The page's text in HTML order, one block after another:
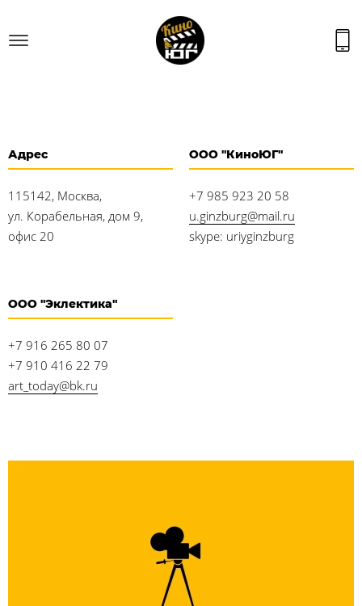
Адрес
115142, Москва,
ул. Корабельная, дом 9,
офис 20
ООО "КиноЮГ"
+7 985 923 20 58
u.ginzburg@mail.ru
skype: uriyginzburg
ООО "Эклектика"
+7 916 265 80 07
+7 910 416 22 79
art_today@bk.ru